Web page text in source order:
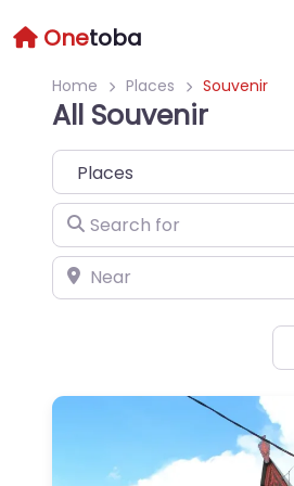
Onetoba
Home Places Souvenir
All Souvenir
Select search type
Search for
Near